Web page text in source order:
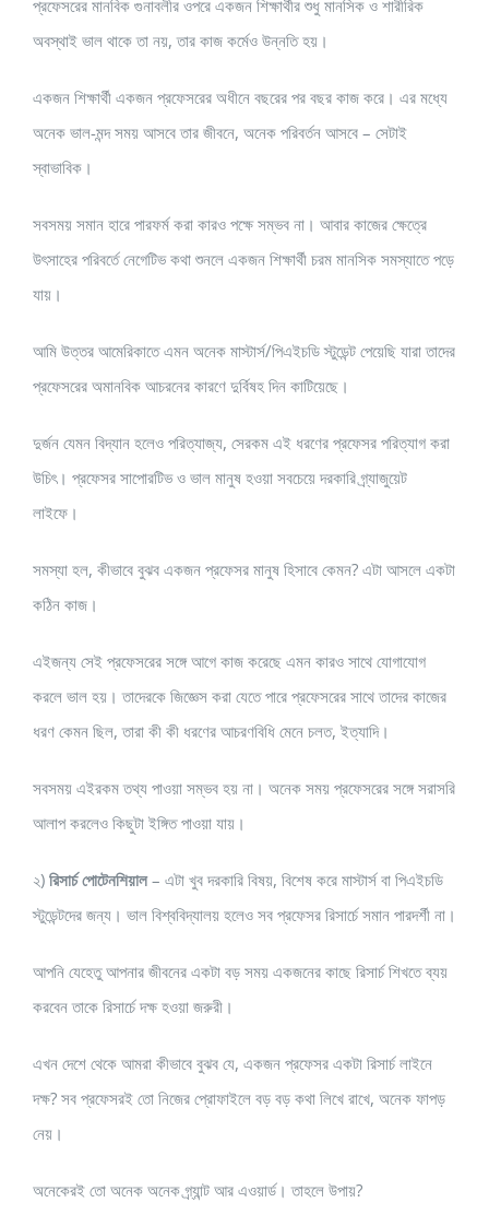
প্রফেসরের মানবিক গুনাবলীর ওপরে একজন শিক্ষার্থীর শুধু মানসিক ও শারীরিক
অবস্থাই ভাল থাকে তা নয়, তার কাজ কর্মেও উন্নতি হয়।
একজন শিক্ষার্থী একজন প্রফেসরের অধীনে বছরের পর বছর কাজ করে। এর মধ্যে
অনেক ভাল-মন্দ সময় আসবে তার জীবনে, অনেক পরিবর্তন আসবে – সেটাই
স্বাভাবিক।
সবসময় সমান হারে পারফর্ম করা কারও পক্ষে সম্ভব না। আবার কাজের ক্ষেত্রে
উৎসাহের পরিবর্তে নেগেটিভ কথা শুনলে একজন শিক্ষার্থী চরম মানসিক সমস্যাতে পড়ে
যায়।
আমি উত্তর আমেরিকাতে এমন অনেক মাস্টার্স/পিএইচডি স্টুডেন্ট পেয়েছি যারা তাদের
প্রফেসরের অমানবিক আচরনের কারণে দুর্বিষহ দিন কাটিয়েছে।
দুর্জন যেমন বিদ্যান হলেও পরিত্যাজ্য, সেরকম এই ধরণের প্রফেসর পরিত্যাগ করা
উচিৎ। প্রফেসর সাপোরটিভ ও ভাল মানুষ হওয়া সবচেয়ে দরকারি গ্র্যাজুয়েট
লাইফে।
সমস্যা হল, কীভাবে বুঝব একজন প্রফেসর মানুষ হিসাবে কেমন? এটা আসলে একটা
কঠিন কাজ।
এইজন্য সেই প্রফেসরের সঙ্গে আগে কাজ করেছে এমন কারও সাথে যোগাযোগ
করলে ভাল হয়। তাদেরকে জিজ্ঞেস করা যেতে পারে প্রফেসরের সাথে তাদের কাজের
ধরণ কেমন ছিল, তারা কী কী ধরণের আচরণবিধি মেনে চলত, ইত্যাদি।
সবসময় এইরকম তথ্য পাওয়া সম্ভব হয় না। অনেক সময় প্রফেসরের সঙ্গে সরাসরি
আলাপ করলেও কিছুটা ইঙ্গিত পাওয়া যায়।
২) রিসার্চ পোটেনশিয়াল– এটা খুব দরকারি বিষয়, বিশেষ করে মাস্টার্স বা পিএইচডি
স্টুডেন্টদের জন্য। ভাল বিশ্ববিদ্যালয় হলেও সব প্রফেসর রিসার্চে সমান পারদর্শী না।
আপনি যেহেতু আপনার জীবনের একটা বড় সময় একজনের কাছে রিসার্চ শিখতে ব্যয়
করবেন তাকে রিসার্চে দক্ষ হওয়া জরুরী।
এখন দেশে থেকে আমরা কীভাবে বুঝব যে, একজন প্রফেসর একটা রিসার্চ লাইনে
দক্ষ? সব প্রফেসরই তো নিজের প্রোফাইলে বড় বড় কথা লিখে রাখে, অনেক ফাপড়
নেয়।
অনেকেরই তো অনেক অনেক গ্র্যান্ট আর এওয়ার্ড। তাহলে উপায়?